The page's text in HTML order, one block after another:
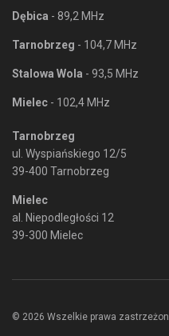
Dębica - 89,2 MHz
Tarnobrzeg - 104,7 MHz
Stalowa Wola - 93,5 MHz
Mielec - 102,4 MHz
Tarnobrzeg
ul. Wyspiańskiego 12/5
39-400 Tarnobrzeg
Mielec
al. Niepodległości 12
39-300 Mielec
© 2026 Wszelkie prawa